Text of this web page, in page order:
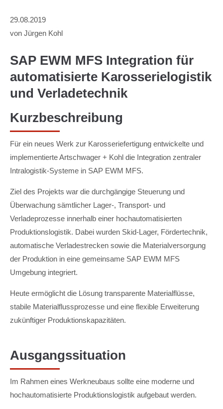
29.08.2019
von Jürgen Kohl
SAP EWM MFS Integration für
automatisierte Karosserielogistik
und Verladetechnik
Kurzbeschreibung
Für ein neues Werk zur Karosseriefertigung entwickelte und
implementierte Artschwager + Kohl die Integration zentraler
Intralogistik-Systeme in SAP EWM MFS.
Ziel des Projekts war die durchgängige Steuerung und
Überwachung sämtlicher Lager-, Transport- und
Verladeprozesse innerhalb einer hochautomatisierten
Produktionslogistik. Dabei wurden Skid-Lager, Fördertechnik,
automatische Verladestrecken sowie die Materialversorgung
der Produktion in eine gemeinsame SAP EWM MFS
Umgebung integriert.
Heute ermöglicht die Lösung transparente Materialflüsse,
stabile Materialflussprozesse und eine flexible Erweiterung
zukünftiger Produktionskapazitäten.
Ausgangssituation
Im Rahmen eines Werkneubaus sollte eine moderne und
hochautomatisierte Produktionslogistik aufgebaut werden.